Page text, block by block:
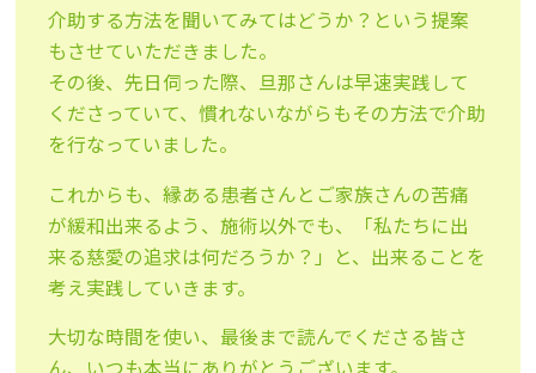
介助する方法を聞いてみてはどうか？という提案
もさせていただきました。
その後、先日伺った際、旦那さんは早速実践して
くださっていて、慣れないながらもその方法で介助
を行なっていました。
これからも、縁ある患者さんとご家族さんの苦痛
が緩和出来るよう、施術以外でも、「私たちに出
来る慈愛の追求は何だろうか？」と、出来ることを
考え実践していきます。
大切な時間を使い、最後まで読んでくださる皆さ